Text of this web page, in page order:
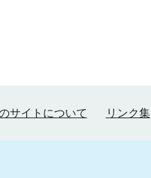
サイトについて リンク集